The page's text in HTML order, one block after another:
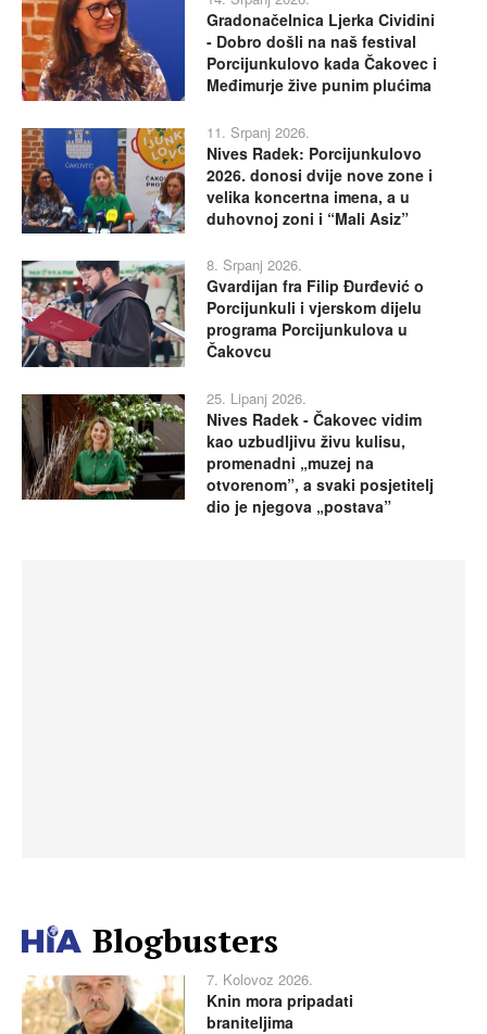
Gradonačelnica Ljerka Cividini
- Dobro došli na naš festival
Porcijunkulovo kada Čakovec i
Međimurje žive punim plućima
11. Srpanj 2026.
Nives Radek: Porcijunkulovo
2026. donosi dvije nove zone i
velika koncertna imena, a u
duhovnoj zoni i “Mali Asiz”
8. Srpanj 2026.
Gvardijan fra Filip Đurđević o
Porcijunkuli i vjerskom dijelu
programa Porcijunkulova u
Čakovcu
25. Lipanj 2026.
Nives Radek - Čakovec vidim
kao uzbudljivu živu kulisu,
promenadni „muzej na
otvorenom”, a svaki posjetitelj
dio je njegova „postava”
Blogbusters
7. Kolovoz 2026.
Knin mora pripadati
braniteljima